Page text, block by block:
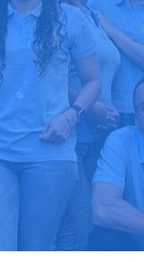
Pide
Llama
Más de 1000